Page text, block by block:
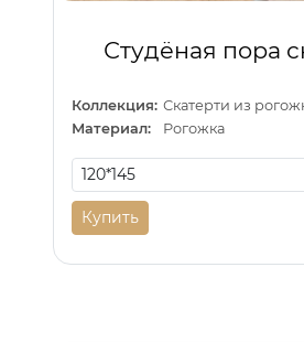
Студёная пора
Коллекция: Скатерти из
Материал:
Рогожка
Купить